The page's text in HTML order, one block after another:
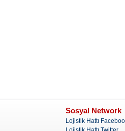
Sosyal Network
Lojistik Hattı